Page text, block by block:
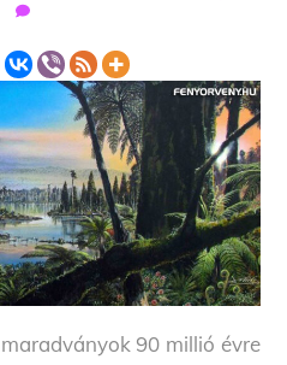
90 millió évre